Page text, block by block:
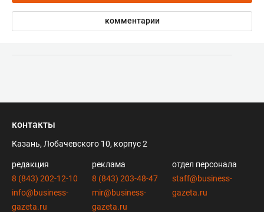
комментарии
контакты
Казань, Лобачевского 10, корпус 2
редакция
8 (843) 202-12-10
info@business-
gazeta.ru
реклама
8 (843) 203-48-47
mir@business-
gazeta.ru
отдел персонала
staff@business-
gazeta.ru